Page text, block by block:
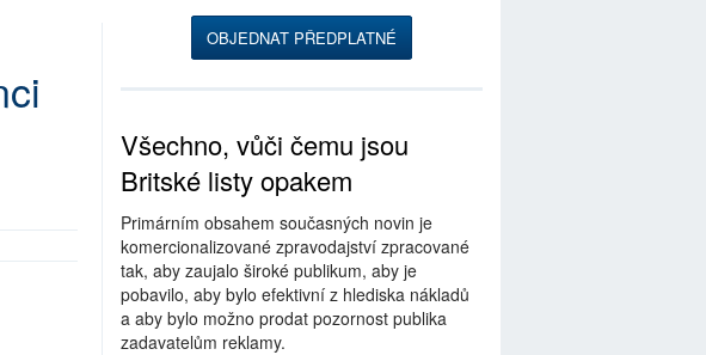
OBJEDNAT PŘEDPLATNÉ
Všechno, vůči čemu jsou
Britské listy opakem
Primárním obsahem současných novin je
komercionalizované zpravodajství zpracované
tak, aby zaujalo široké publikum, aby je
pobavilo, aby bylo efektivní z hlediska nákladů
a aby bylo možno prodat pozornost publika
zadavatelům reklamy.